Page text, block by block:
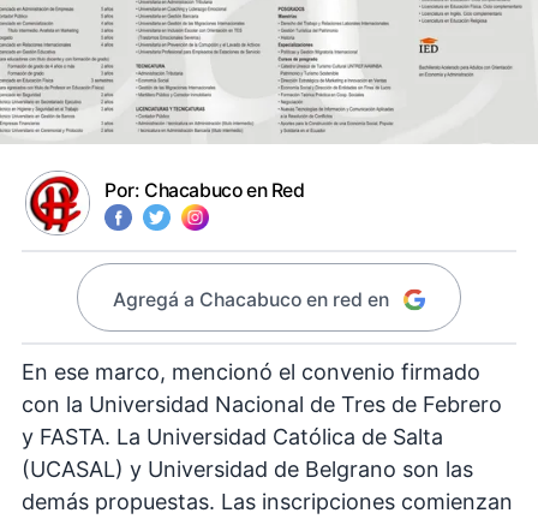
Por: Chacabuco en Red
Agregá a Chacabuco en red en
En ese marco, mencionó el convenio firmado
con la Universidad Nacional de Tres de Febrero
y FASTA. La Universidad Católica de Salta
(UCASAL) y Universidad de Belgrano son las
demás propuestas. Las inscripciones comienzan